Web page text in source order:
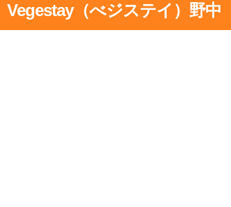
Vegestay（べジステイ）野中